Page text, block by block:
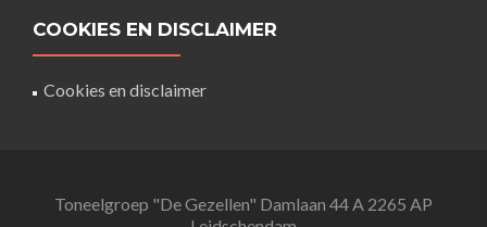
COOKIES EN DISCLAIMER
Cookies en disclaimer
Toneelgroep "De Gezellen" Damlaan 44 A 2265 AP